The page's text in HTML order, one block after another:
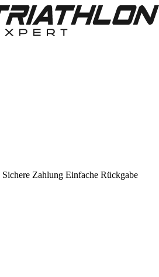
Sichere Zahlung Einfache Rückgabe